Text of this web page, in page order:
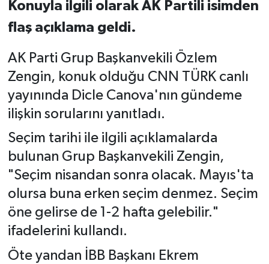
Konuyla ilgili olarak AK Partili isimden
flaş açıklama geldi.
AK Parti Grup Başkanvekili Özlem
Zengin, konuk olduğu CNN TÜRK canlı
yayınında Dicle Canova'nın gündeme
ilişkin sorularını yanıtladı.
Seçim tarihi ile ilgili açıklamalarda
bulunan Grup Başkanvekili Zengin,
"Seçim nisandan sonra olacak. Mayıs'ta
olursa buna erken seçim denmez. Seçim
öne gelirse de 1-2 hafta gelebilir."
ifadelerini kullandı.
Öte yandan İBB Başkanı Ekrem